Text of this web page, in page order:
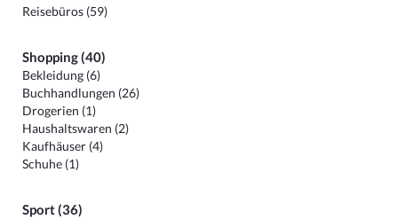
Reisebüros (59)
Shopping (40)
Bekleidung (6)
Buchhandlungen (26)
Drogerien (1)
Haushaltswaren (2)
Kaufhäuser (4)
Schuhe (1)
Sport (36)